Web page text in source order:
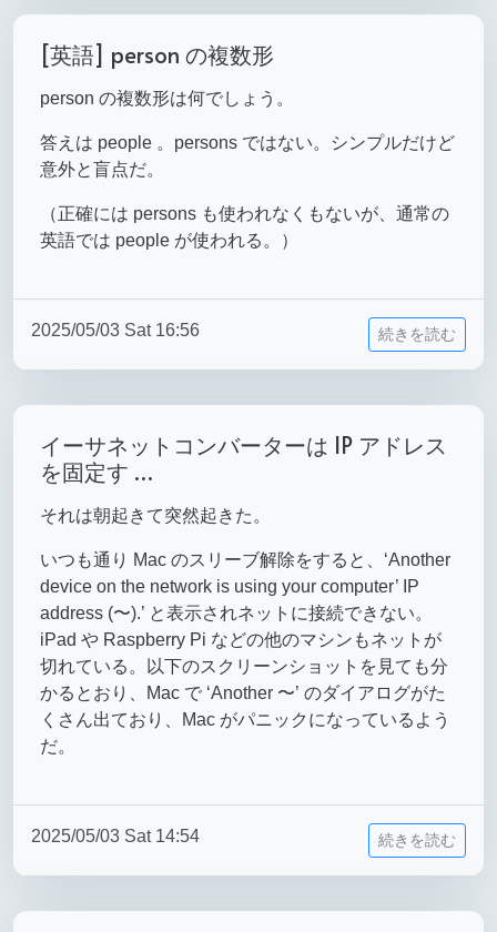
[英語] person の複数形
person の複数形は何でしょう。
答えは people 。persons ではない。シンプルだけど
意外と盲点だ。
（正確には persons も使われなくもないが、通常の
英語では people が使われる。）
2025/05/03 Sat 16:56 続きを読む
イーサネットコンバーターは IP アドレス
を固定す …
それは朝起きて突然起きた。
いつも通り Mac のスリーブ解除をすると、‘Another
device on the network is using your computer’ IP
address (〜).’ と表示されネットに接続できない。
iPad や Raspberry Pi などの他のマシンもネットが
切れている。以下のスクリーンショットを見ても分
かるとおり、Mac で ‘Another 〜’ のダイアログがた
くさん出ており、Mac がパニックになっているよう
だ。
2025/05/03 Sat 14:54 続きを読む